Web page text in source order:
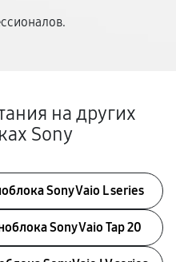
на других
Sony
Sony Vaio L series
Sony Vaio Tap 20